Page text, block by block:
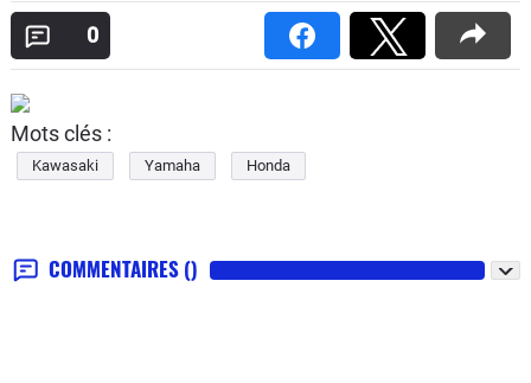
0
Mots clés :
Kawasaki Yamaha Honda
COMMENTAIRES ()